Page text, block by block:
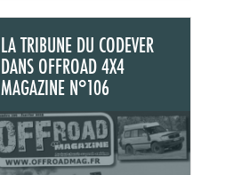
LA TRIBUNE DU CODEVER
DANS OFFROAD 4X4
MAGAZINE N°106